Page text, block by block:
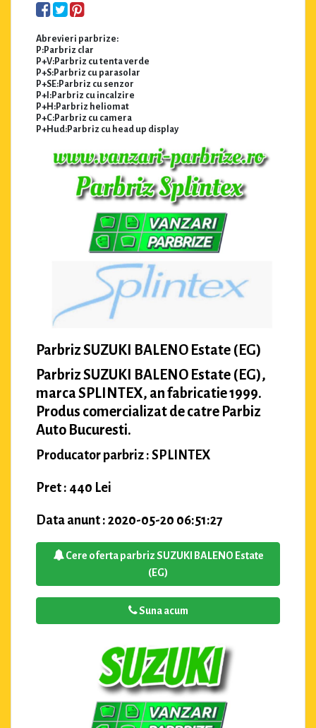
Abrevieri parbrize:
P:Parbriz clar
P+V:Parbriz cu tenta verde
P+S:Parbriz cu parasolar
P+SE:Parbriz cu senzor
P+I:Parbriz cu incalzire
P+H:Parbriz heliomat
P+C:Parbriz cu camera
P+Hud:Parbriz cu head up display
Parbriz SUZUKI BALENO Estate (EG)
Parbriz SUZUKI BALENO Estate (EG),
marca SPLINTEX, an fabricatie 1999.
Produs comercializat de catre Parbiz
Auto Bucuresti.
Producator parbriz : SPLINTEX
Pret : 440 Lei
Data anunt : 2020-05-20 06:51:27
Cere oferta parbriz SUZUKI BALENO Estate
(EG)
Suna acum